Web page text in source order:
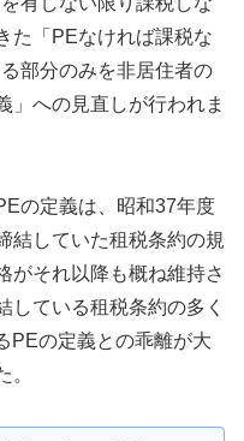
た「PEなければ課税な
部分のみを非居住者の
」への見直しが行われま
の定義は、昭和37年度
結していた租税条約の規
がそれ以降も概ね維持さ
している租税条約の多く
PEの定義との乖離が大
。